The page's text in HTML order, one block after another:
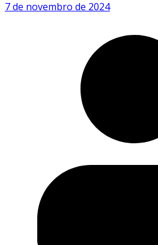
7 de novembro de 2024